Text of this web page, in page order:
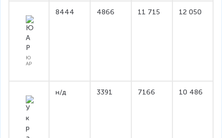
Ю
АР
8444 4866 11 715 12 050
н/д 3391 7166 10 486